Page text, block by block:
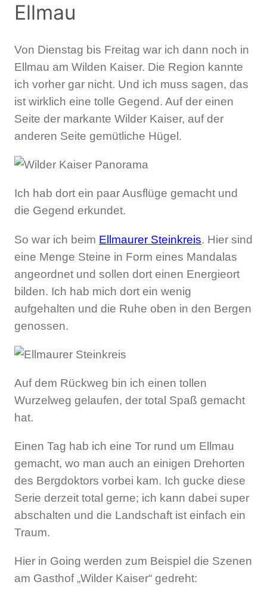
Ellmau
Von Dienstag bis Freitag war ich dann noch in
Ellmau am Wilden Kaiser. Die Region kannte
ich vorher gar nicht. Und ich muss sagen, das
ist wirklich eine tolle Gegend. Auf der einen
Seite der markante Wilder Kaiser, auf der
anderen Seite gemütliche Hügel.
Ich hab dort ein paar Ausflüge gemacht und
die Gegend erkundet.
So war ich beim Ellmaurer Steinkreis. Hier sind
eine Menge Steine in Form eines Mandalas
angeordnet und sollen dort einen Energieort
bilden. Ich hab mich dort ein wenig
aufgehalten und die Ruhe oben in den Bergen
genossen.
Auf dem Rückweg bin ich einen tollen
Wurzelweg gelaufen, der total Spaß gemacht
hat.
Einen Tag hab ich eine Tor rund um Ellmau
gemacht, wo man auch an einigen Drehorten
des Bergdoktors vorbei kam. Ich gucke diese
Serie derzeit total gerne; ich kann dabei super
abschalten und die Landschaft ist einfach ein
Traum.
Hier in Going werden zum Beispiel die Szenen
am Gasthof „Wilder Kaiser“ gedreht: